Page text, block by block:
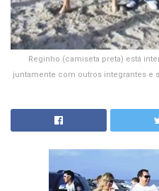
Reginho (camiseta preta) está
juntamente com outros integrantes e